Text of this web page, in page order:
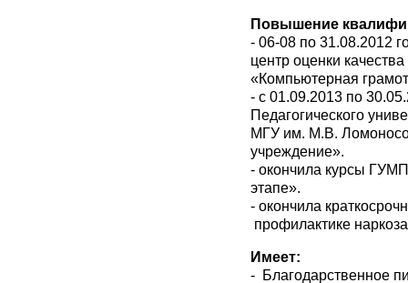
Повышение
- 06-08 по 31.08.2012
центр оценки
«Компьютерная
- с 01.09.2013 по
Педагогического
МГУ им. М.В.
учреждение».
- окончила курсы
этапе».
- окончила
профилактике
Имеет:
- Благодарственное